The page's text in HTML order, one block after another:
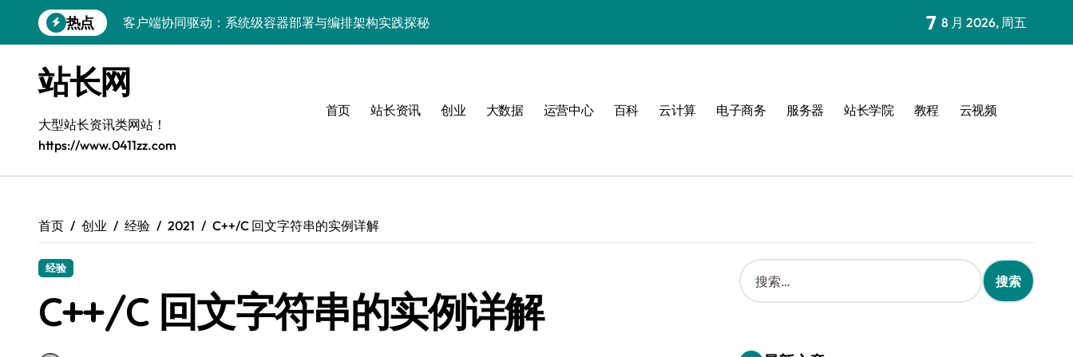
到
热点
客户端协同驱动：系统级容器部署与编排架构实践探秘
容器技术领航，编排策略赋能：打造服务器高效运维新生态
容器部署与编排优化：赋能高效运维
容器部署与编排：重塑服务器管理新范式
破局之道：大模型平台安全运营实战
VR创业新路径：模式创新与平台化双轮驱动
科技赋能：系统容器优化与高效编排驱动服务器性能跃升
7 8 月 2026, 周五
站长网
大型站长资讯类网站！
https://www.0411zz.com
首页 站长资讯 创业 大数据 运营中心 百科 云计算 电子商务 服务器 站长学院 教程 云视频
首页 创业 经验 2021 C++/C 回文字符串的实例详解
经验
C++/C 回文字符串的实例详解
搜
索
：